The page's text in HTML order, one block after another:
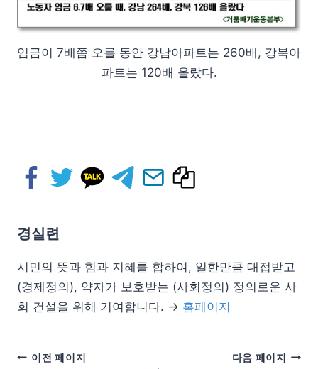
임금이 7배쯤 오를 동안 강남아파트는 260배, 강북아
파트는 120배 올랐다.
경실련
시민의 뜻과 힘과 지혜를 합하여, 일한만큼 대접받고
(경제정의), 약자가 보호받는 (사회정의) 정의로운 사
회 건설을 위해 기여합니다. → 홈페이지
이전 페이지 다음 페이지